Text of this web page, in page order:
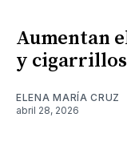
Aumentan
y cigarrillos
ELENA MARÍA CRUZ
abril 28, 2026